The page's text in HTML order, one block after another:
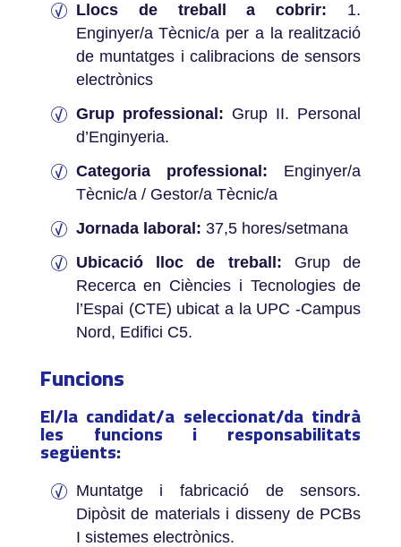
Llocs de treball a cobrir: 1.
Enginyer/a Tècnic/a per a la realització
de muntatges i calibracions de sensors
electrònics
Grup professional: Grup II. Personal
d’Enginyeria.
Categoria professional: Enginyer/a
Tècnic/a / Gestor/a Tècnic/a
Jornada laboral: 37,5 hores/setmana
Ubicació lloc de treball: Grup de
Recerca en Ciències i Tecnologies de
l’Espai (CTE) ubicat a la UPC -Campus
Nord, Edifici C5.
Funcions
El/la candidat/a seleccionat/da tindrà
les funcions i responsabilitats
següents:­
Muntatge i fabricació de sensors.
Dipòsit de materials i disseny de PCBs
I sistemes electrònics.